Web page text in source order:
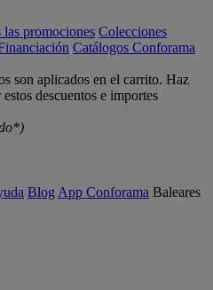
las promociones Colecciones
Catálogos Conforama
son aplicados en el carrito. Haz
descuentos e importes
Blog App Conforama Baleares